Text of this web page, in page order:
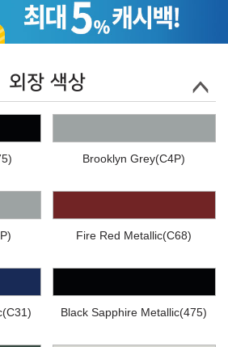
외장 색상
Brooklyn Grey(C4P)
Fire Red Metallic(C68)
Black Sapphire Metallic(475)